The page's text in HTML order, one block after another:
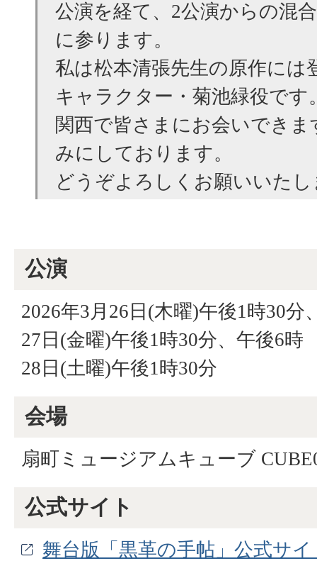
公演を経て、2公演からの混
に参ります。
私は松本清張先生の原作には
キャラクター・菊池緑役です
関西で皆さまにお会いでき
みにしております。
どうぞよろしくお願いいた
公演
2026年3月26日(木曜)午後1時30分
27日(金曜)午後1時30分、午後6時
28日(土曜)午後1時30分
会場
扇町ミュージアムキューブ
公式サイト
舞台版「黒革の手帖」公式サ